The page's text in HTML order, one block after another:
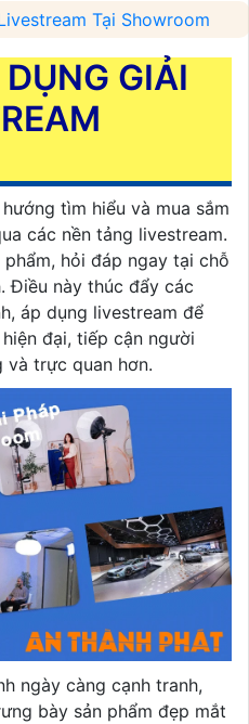
Tại Showroom
GIẢI
tìm hiểu và mua sắm
các nền tảng livestream.
hỏi đáp ngay tại chỗ
Điều này thúc đẩy các
áp dụng livestream để
đại, tiếp cận người
và trực quan hơn.
ngày càng cạnh tranh,
bày sản phẩm đẹp mắt